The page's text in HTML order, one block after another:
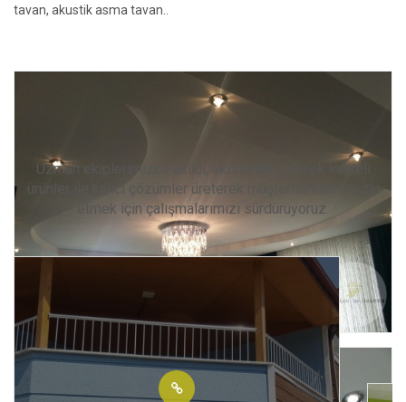
tavan, akustik asma tavan..
Diğer Hizmetlerimiz
Uzman ekiplerimizce akılcı, ekonomik, yüksek kaliteli
ürünler ile kalıcı çözümler üreterek müşterilerimizi mutlu
etmek için çalışmalarımızı sürdürüyoruz.